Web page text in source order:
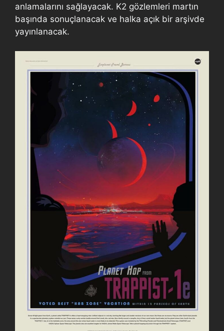
anlamalarını sağlayacak. K2 gözlemleri martın
başında sonuçlanacak ve halka açık bir arşivde
yayınlanacak.